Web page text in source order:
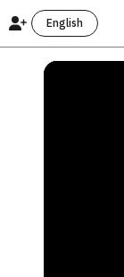
English